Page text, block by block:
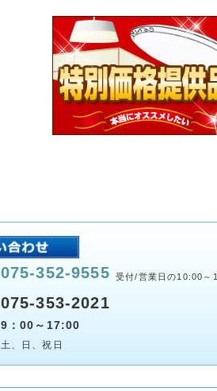
075-352-9555 受付/営業日の10:00～
075-353-2021
9：00～17:00
土、日、祝日